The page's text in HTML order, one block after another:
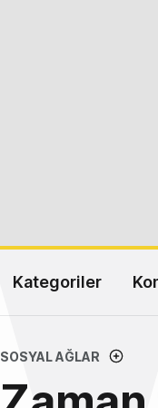
Kategoriler
SOSYAL AĞLAR